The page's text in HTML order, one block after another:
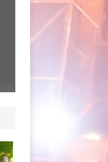
qui venait pour la
au Marquee à
novembre 2019. 4